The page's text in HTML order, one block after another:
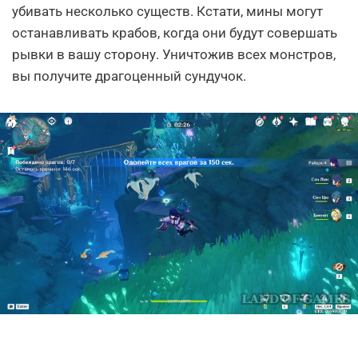
убивать несколько существ. Кстати, мины могут
останавливать крабов, когда они будут совершать
рывки в вашу сторону. Уничтожив всех монстров,
вы получите драгоценный сундучок.